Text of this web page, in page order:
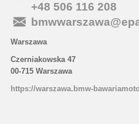
+48 506 116 208
Warszawa
Czerniakowska 47
00-715 Warszawa
https://warszawa.bmw-